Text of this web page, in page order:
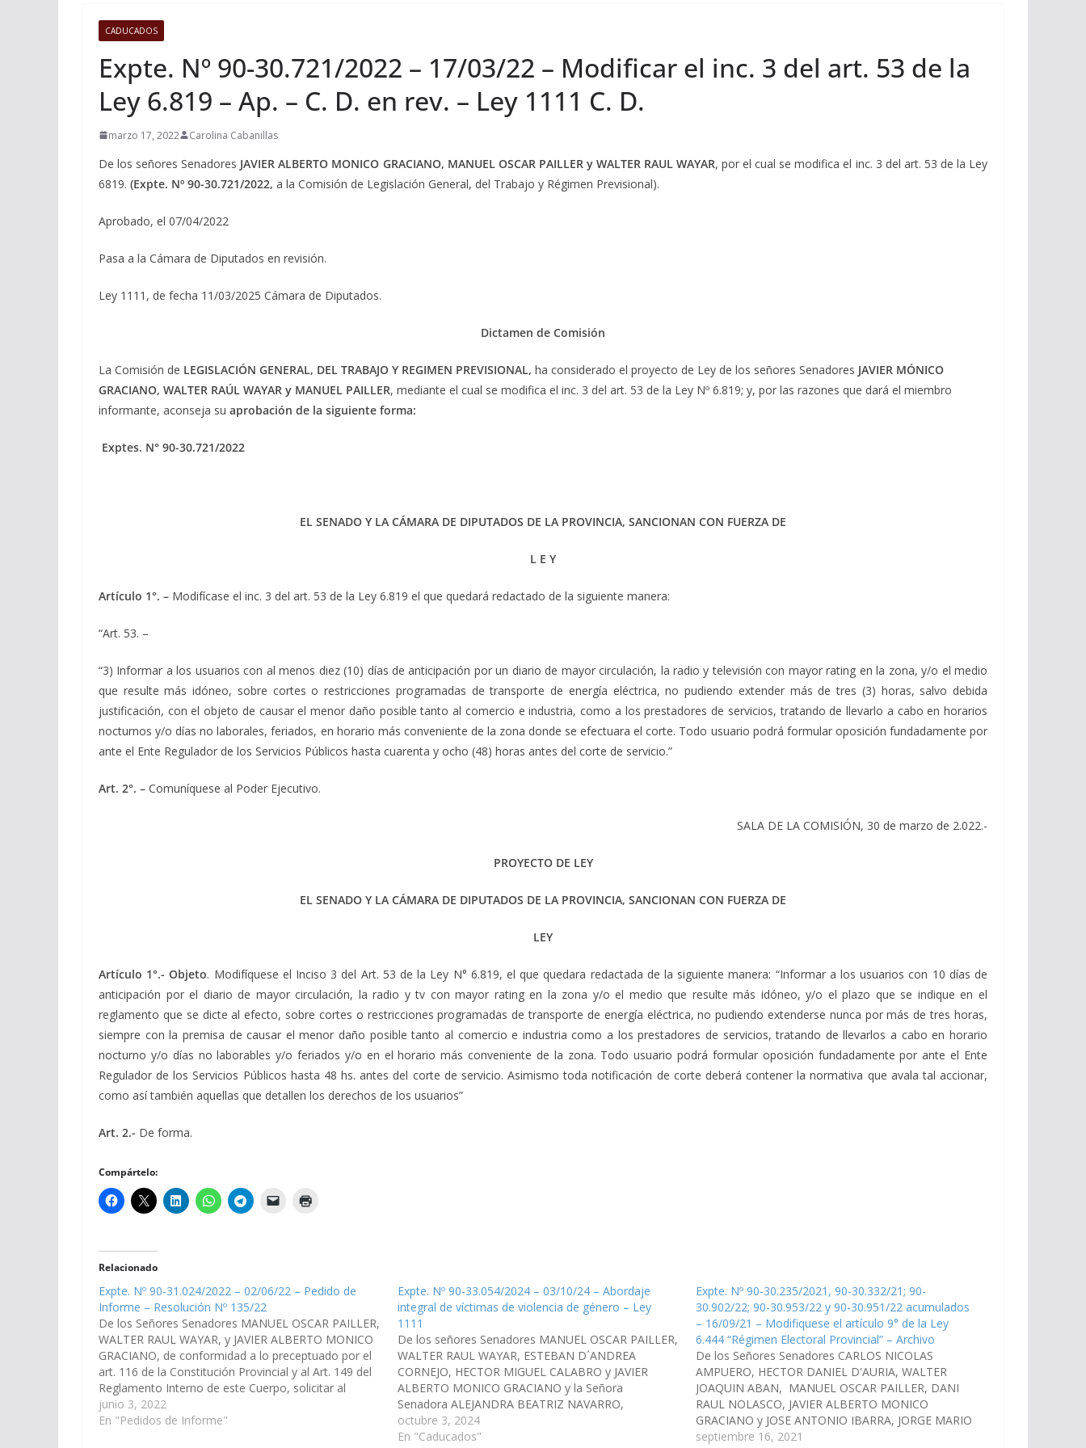
CADUCADOS
Expte. Nº 90-30.721/2022 – 17/03/22 – Modificar el inc. 3 del art. 53 de la
Ley 6.819 – Ap. – C. D. en rev. – Ley 1111 C. D.
marzo 17, 2022 Carolina Cabanillas
De los señores Senadores JAVIER ALBERTO MONICO GRACIANO, MANUEL OSCAR PAILLER y WALTER RAUL WAYAR, por el cual se modifica el inc. 3 del art. 53 de la Ley
6819. (Expte. Nº 90-30.721/2022, a la Comisión de Legislación General, del Trabajo y Régimen Previsional).
Aprobado, el 07/04/2022
Pasa a la Cámara de Diputados en revisión.
Ley 1111, de fecha 11/03/2025 Cámara de Diputados.
Dictamen de Comisión
La Comisión de LEGISLACIÓN GENERAL, DEL TRABAJO Y REGIMEN PREVISIONAL, ha considerado el proyecto de Ley de los señores Senadores JAVIER MÓNICO
GRACIANO, WALTER RAÚL WAYAR y MANUEL PAILLER, mediante el cual se modifica el inc. 3 del art. 53 de la Ley Nº 6.819; y, por las razones que dará el miembro
informante, aconseja su aprobación de la siguiente forma:
Exptes. N° 90-30.721/2022
EL SENADO Y LA CÁMARA DE DIPUTADOS DE LA PROVINCIA, SANCIONAN CON FUERZA DE
L E Y
Artículo 1°. – Modifícase el inc. 3 del art. 53 de la Ley 6.819 el que quedará redactado de la siguiente manera:
“Art. 53. –
“3) Informar a los usuarios con al menos diez (10) días de anticipación por un diario de mayor circulación, la radio y televisión con mayor rating en la zona, y/o el medio
que resulte más idóneo, sobre cortes o restricciones programadas de transporte de energía eléctrica, no pudiendo extender más de tres (3) horas, salvo debida
justificación, con el objeto de causar el menor daño posible tanto al comercio e industria, como a los prestadores de servicios, tratando de llevarlo a cabo en horarios
nocturnos y/o días no laborales, feriados, en horario más conveniente de la zona donde se efectuara el corte. Todo usuario podrá formular oposición fundadamente por
ante el Ente Regulador de los Servicios Públicos hasta cuarenta y ocho (48) horas antes del corte de servicio.”
Art. 2°. – Comuníquese al Poder Ejecutivo.
SALA DE LA COMISIÓN, 30 de marzo de 2.022.-
PROYECTO DE LEY
EL SENADO Y LA CÁMARA DE DIPUTADOS DE LA PROVINCIA, SANCIONAN CON FUERZA DE
LEY
Artículo 1°.- Objeto. Modifíquese el Inciso 3 del Art. 53 de la Ley N° 6.819, el que quedara redactada de la siguiente manera: “Informar a los usuarios con 10 días de
anticipación por el diario de mayor circulación, la radio y tv con mayor rating en la zona y/o el medio que resulte más idóneo, y/o el plazo que se indique en el
reglamento que se dicte al efecto, sobre cortes o restricciones programadas de transporte de energía eléctrica, no pudiendo extenderse nunca por más de tres horas,
siempre con la premisa de causar el menor daño posible tanto al comercio e industria como a los prestadores de servicios, tratando de llevarlos a cabo en horario
nocturno y/o días no laborables y/o feriados y/o en el horario más conveniente de la zona. Todo usuario podrá formular oposición fundadamente por ante el Ente
Regulador de los Servicios Públicos hasta 48 hs. antes del corte de servicio. Asimismo toda notificación de corte deberá contener la normativa que avala tal accionar,
como así también aquellas que detallen los derechos de los usuarios”
Art. 2.- De forma.
Compártelo:
Relacionado
Expte. Nº 90-31.024/2022 – 02/06/22 – Pedido de
Informe – Resolución Nº 135/22
De los Señores Senadores MANUEL OSCAR PAILLER,
WALTER RAUL WAYAR, y JAVIER ALBERTO MONICO
GRACIANO, de conformidad a lo preceptuado por el
art. 116 de la Constitución Provincial y al Art. 149 del
Reglamento Interno de este Cuerpo, solicitar al
Ministerio de Salud Pública de la Provincia, para que
en…
junio 3, 2022
En "Pedidos de Informe"
Expte. Nº 90-33.054/2024 – 03/10/24 – Abordaje
integral de víctimas de violencia de género – Ley
1111
De los señores Senadores MANUEL OSCAR PAILLER,
WALTER RAUL WAYAR, ESTEBAN D´ANDREA
CORNEJO, HECTOR MIGUEL CALABRO y JAVIER
ALBERTO MONICO GRACIANO y la Señora
Senadora ALEJANDRA BEATRIZ NAVARRO,
adhiriendo a la provincia de Salta a la Ley Nacional
27.696 sobre el abordaje integral de víctimas de
octubre 3, 2024
En "Caducados"
Expte. Nº 90-30.235/2021, 90-30.332/21; 90-
30.902/22; 90-30.953/22 y 90-30.951/22 acumulados
– 16/09/21 – Modifiquese el artículo 9° de la Ley
6.444 “Régimen Electoral Provincial” – Archivo
De los Señores Senadores CARLOS NICOLAS
AMPUERO, HECTOR DANIEL D'AURIA, WALTER
JOAQUIN ABAN, MANUEL OSCAR PAILLER, DANI
RAUL NOLASCO, JAVIER ALBERTO MONICO
GRACIANO y JOSE ANTONIO IBARRA, JORGE MARIO
EMILIANO DURAND, MARCELO DURVAL GARCIA,
septiembre 16, 2021